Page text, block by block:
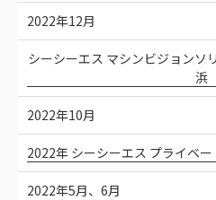
2022年12月
シーシーエス マシンビジョンソ
浜
2022年10月
2022年 シーシーエス プライベ
2022年5月、6月